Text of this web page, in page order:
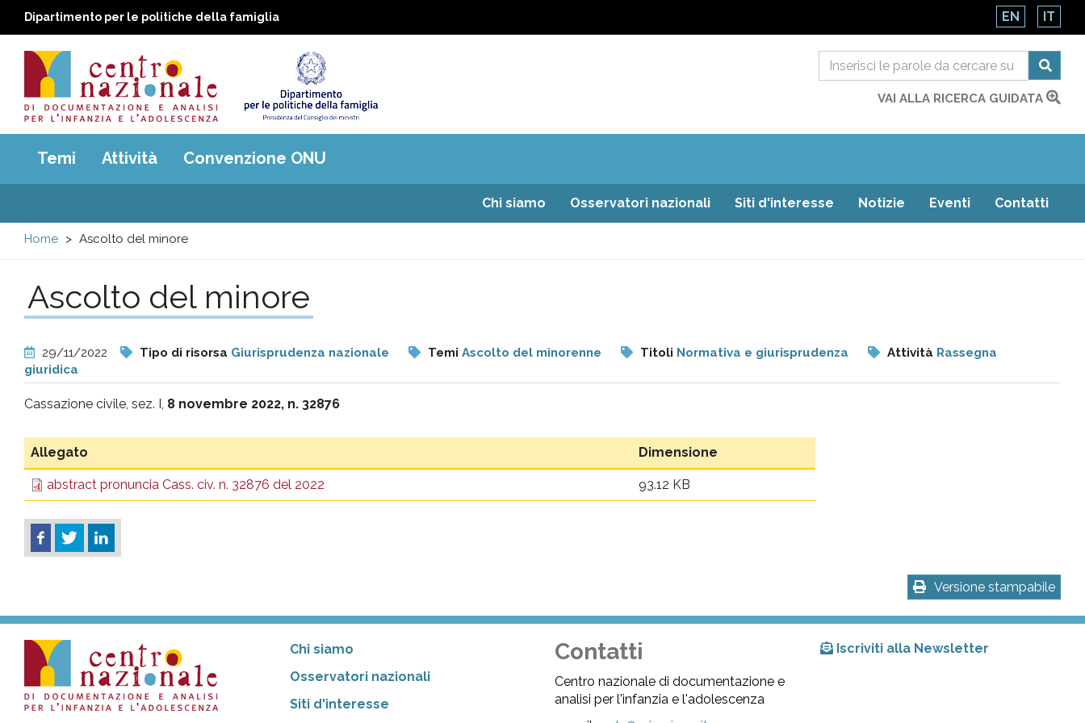
Dipartimento per le politiche della famiglia EN IT
Centro
nazionale
di
e
analisi
pr
l'infanzia
e
l'adolescenza
VAI ALLA RICERCA GUIDATA
Main
menu
Temi Attività Convenzione ONU
Chi siamo Osservatori nazionali Siti d'interesse Notizie Eventi Contatti
Home Ascolto del minore
Ascolto del minore
29/11/2022 Tipo di risorsa Giurisprudenza nazionale Temi Ascolto del minorenne Titoli Normativa e giurisprudenza Attività Rassegna
giuridica
Cassazione civile, sez. I, 8 novembre 2022, n. 32876
Allegato Dimensione
abstract pronuncia Cass. civ. n. 32876 del 2022 93.12 KB
Versione stampabile
Chi siamo
Osservatori nazionali
Siti d'interesse
Contatti
Centro nazionale di documentazione e
analisi per l'infanzia e l'adolescenza
Iscriviti alla Newsletter